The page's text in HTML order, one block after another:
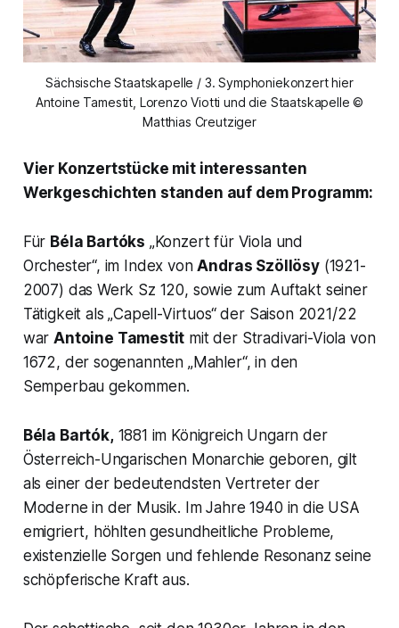
Sächsische Staatskapelle / 3. Symphoniekonzert hier
Antoine Tamestit, Lorenzo Viotti und die Staatskapelle ©
Matthias Creutziger
Vier Konzertstücke mit interessanten
Werkgeschichten standen auf dem Programm:
Für Béla Bartóks „Konzert für Viola und
Orchester“, im Index vonAndras Szöllösy(1921-
2007) das Werk Sz 120, sowie zum Auftakt seiner
Tätigkeit als „Capell-Virtuos“der Saison 2021/22
warAntoine Tamestit mit der Stradivari-Viola von
1672, der sogenannten „Mahler“, in den
Semperbau gekommen.
Béla Bartók,1881 im Königreich Ungarn der
Österreich-Ungarischen Monarchie geboren, gilt
als einer der bedeutendsten Vertreter der
Moderne in der Musik. Im Jahre 1940 in die USA
emigriert, höhlten gesundheitliche Probleme,
existenzielle Sorgen und fehlende Resonanz seine
schöpferische Kraft aus.